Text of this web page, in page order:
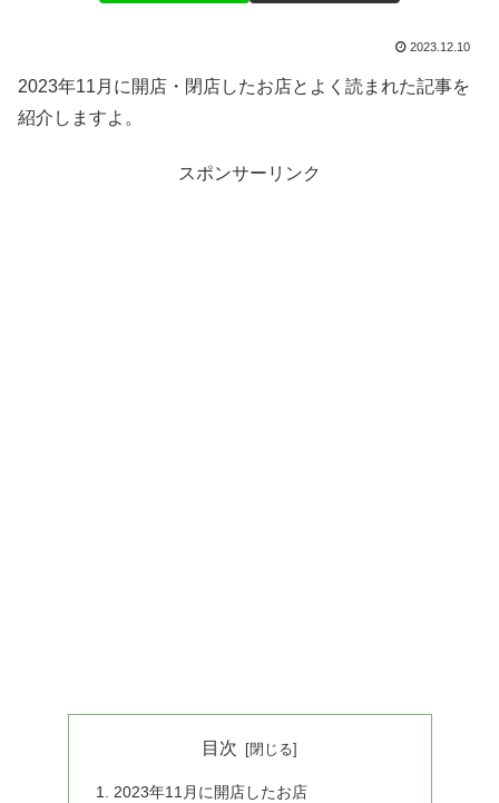
2023.12.10
2023年11月に開店・閉店したお店とよく読まれた記事を
紹介しますよ。
スポンサーリンク
目次
2023年11月に開店したお店